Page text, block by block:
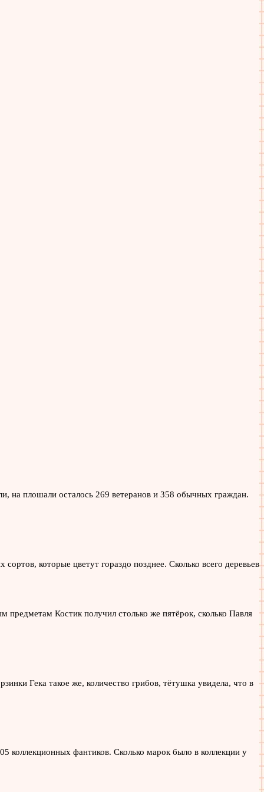
на плошали осталось 269 ветеранов и 358 обычных граждан.
которые цветут гораздо позднее. Сколько всего деревьев
Костик получил столько же пятёрок, сколько Павля
Гека такое же, количество грибов, тётушка увидела, что в
коллекционных фантиков. Сколько марок было в коллекции у